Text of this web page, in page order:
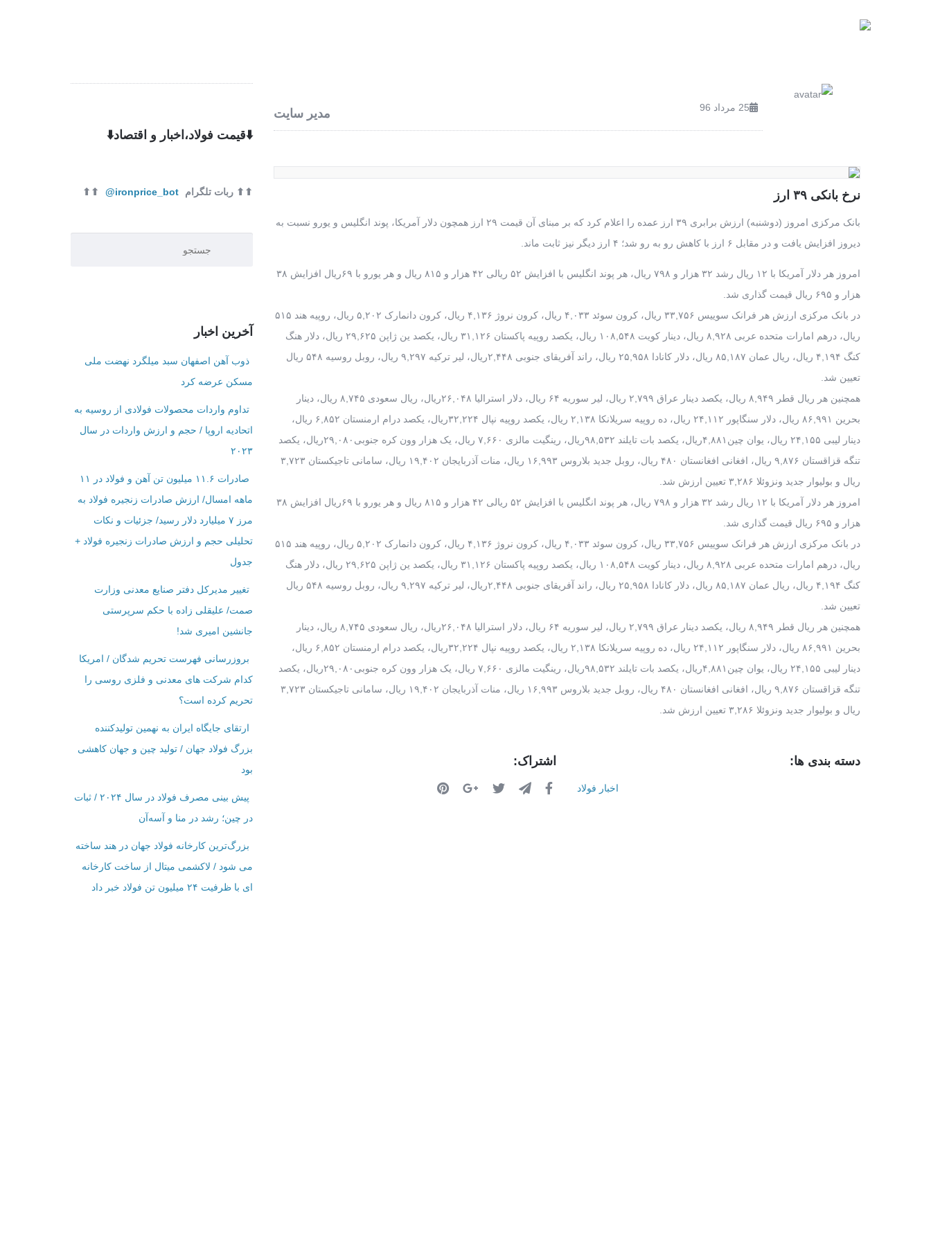
مدیر سایت 25 مرداد 96
نرخ بانکی ۳۹ ارز
بانک مرکزی امروز (دوشنبه) ارزش برابری ۳۹ ارز عمده را اعلام کرد که بر مبنای آن قیمت ۲۹ ارز همچون دلار آمریکا، پوند انگلیس و یورو نسبت به
دیروز افزایش یافت و در مقابل ۶ ارز با کاهش رو به رو شد؛ ۴ ارز دیگر نیز ثابت ماند.
امروز هر دلار آمریکا با ۱۲ ریال رشد ۳۲ هزار و ۷۹۸ ریال، هر پوند انگلیس با افزایش ۵۲ ریالی ۴۲ هزار و ۸۱۵ ریال و هر یورو با ۶۹ریال افزایش ۳۸
هزار و ۶۹۵ ریال قیمت گذاری شد.
در بانک مرکزی ارزش هر فرانک سوییس ۳۳,۷۵۶ ریال، کرون سوئد ۴,۰۳۳ ریال، کرون نروژ ۴,۱۳۶ ریال، کرون دانمارک ۵,۲۰۲ ریال، روپیه هند ۵۱۵
ریال، درهم امارات متحده عربی ۸,۹۲۸ ریال، دینار کویت ۱۰۸,۵۴۸ ریال، یکصد روپیه پاکستان ۳۱,۱۲۶ ریال، یکصد ین ژاپن ۲۹,۶۲۵ ریال، دلار هنگ
کنگ ۴,۱۹۴ ریال، ریال عمان ۸۵,۱۸۷ ریال، دلار کانادا ۲۵,۹۵۸ ریال، راند آفریقای جنوبی ۲,۴۴۸ریال، لیر ترکیه ۹,۲۹۷ ریال، روبل روسیه ۵۴۸ ریال
تعیین شد.
همچنین هر ریال قطر ۸,۹۴۹ ریال، یکصد دینار عراق ۲,۷۹۹ ریال، لیر سوریه ۶۴ ریال، دلار استرالیا ۲۶,۰۴۸ریال، ریال سعودی ۸,۷۴۵ ریال، دینار
بحرین ۸۶,۹۹۱ ریال، دلار سنگاپور ۲۴,۱۱۲ ریال، ده روپیه سریلانکا ۲,۱۳۸ ریال، یکصد روپیه نپال ۳۲,۲۲۴ریال، یکصد درام ارمنستان ۶,۸۵۲ ریال،
دینار لیبی ۲۴,۱۵۵ ریال، یوان چین۴,۸۸۱ریال، یکصد بات تایلند ۹۸,۵۳۲ریال، رینگیت مالزی ۷,۶۶۰ ریال، یک هزار وون کره جنوبی۲۹,۰۸۰ریال، یکصد
تنگه قزاقستان ۹,۸۷۶ ریال، افغانی افغانستان ۴۸۰ ریال، روبل جدید بلاروس ۱۶,۹۹۳ ریال، منات آذربایجان ۱۹,۴۰۲ ریال، سامانی تاجیکستان ۳,۷۲۳
ریال و بولیوار جدید ونزوئلا ۳,۲۸۶ تعیین ارزش شد.
امروز هر دلار آمریکا با ۱۲ ریال رشد ۳۲ هزار و ۷۹۸ ریال، هر پوند انگلیس با افزایش ۵۲ ریالی ۴۲ هزار و ۸۱۵ ریال و هر یورو با ۶۹ریال افزایش ۳۸
هزار و ۶۹۵ ریال قیمت گذاری شد.
در بانک مرکزی ارزش هر فرانک سوییس ۳۳,۷۵۶ ریال، کرون سوئد ۴,۰۳۳ ریال، کرون نروژ ۴,۱۳۶ ریال، کرون دانمارک ۵,۲۰۲ ریال، روپیه هند ۵۱۵
ریال، درهم امارات متحده عربی ۸,۹۲۸ ریال، دینار کویت ۱۰۸,۵۴۸ ریال، یکصد روپیه پاکستان ۳۱,۱۲۶ ریال، یکصد ین ژاپن ۲۹,۶۲۵ ریال، دلار هنگ
کنگ ۴,۱۹۴ ریال، ریال عمان ۸۵,۱۸۷ ریال، دلار کانادا ۲۵,۹۵۸ ریال، راند آفریقای جنوبی ۲,۴۴۸ریال، لیر ترکیه ۹,۲۹۷ ریال، روبل روسیه ۵۴۸ ریال
تعیین شد.
همچنین هر ریال قطر ۸,۹۴۹ ریال، یکصد دینار عراق ۲,۷۹۹ ریال، لیر سوریه ۶۴ ریال، دلار استرالیا ۲۶,۰۴۸ریال، ریال سعودی ۸,۷۴۵ ریال، دینار
بحرین ۸۶,۹۹۱ ریال، دلار سنگاپور ۲۴,۱۱۲ ریال، ده روپیه سریلانکا ۲,۱۳۸ ریال، یکصد روپیه نپال ۳۲,۲۲۴ریال، یکصد درام ارمنستان ۶,۸۵۲ ریال،
دینار لیبی ۲۴,۱۵۵ ریال، یوان چین۴,۸۸۱ریال، یکصد بات تایلند ۹۸,۵۳۲ریال، رینگیت مالزی ۷,۶۶۰ ریال، یک هزار وون کره جنوبی۲۹,۰۸۰ریال، یکصد
تنگه قزاقستان ۹,۸۷۶ ریال، افغانی افغانستان ۴۸۰ ریال، روبل جدید بلاروس ۱۶,۹۹۳ ریال، منات آذربایجان ۱۹,۴۰۲ ریال، سامانی تاجیکستان ۳,۷۲۳
ریال و بولیوار جدید ونزوئلا ۳,۲۸۶ تعیین ارزش شد.
دسته بندی ها:
اخبار فولاد
اشتراک:
⬇️قیمت فولاد،اخبار و اقتصاد⬇️
⬆⬆ ربات تلگرام ironprice_bot@
⬆⬆
آخرین اخبار
ذوب آهن اصفهان سبد میلگرد نهضت ملی
مسکن عرضه کرد
تداوم واردات محصولات فولادی از روسیه به
اتحادیه اروپا / حجم و ارزش واردات در سال
۲۰۲۳
صادرات ۱۱.۶ میلیون تن آهن و فولاد در ۱۱
ماهه امسال/ ارزش صادرات زنجیره فولاد به
مرز ۷ میلیارد دلار رسید/ جزئیات و نکات
تحلیلی حجم و ارزش صادرات زنجیره فولاد +
جدول
تغییر مدیرکل دفتر صنایع معدنی وزارت
صمت/ علیقلی زاده با حکم سرپرستی
جانشین امیری شد!
بروزرسانی فهرست تحریم شدگان / امریکا
کدام شرکت ‌های معدنی و فلزی روسی را
تحریم کرده است؟
ارتقای جایگاه ایران به نهمین تولیدکننده
بزرگ فولاد جهان / تولید چین و جهان کاهشی
بود
پیش بینی مصرف فولاد در سال ۲۰۲۴ / ثبات
در چین؛ رشد در منا و آسه‌آن
بزرگ‌ترین کارخانه فولاد جهان در هند ساخته
می شود / لاکشمی میتال از ساخت کارخانه
ای با ظرفیت ۲۴ میلیون تن فولاد خبر داد